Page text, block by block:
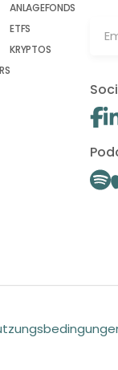
ANLAGEFONDS
ETFS
KRYPTOS